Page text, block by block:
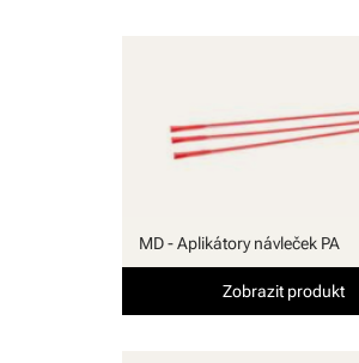
MD - Aplikátory návleček PA
Zobrazit produkt